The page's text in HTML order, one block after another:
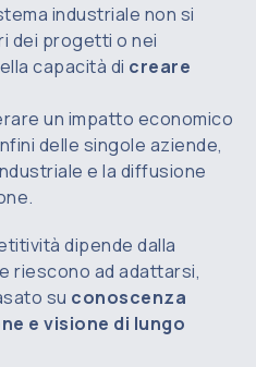
industriale non si
dei progetti o nei
capacità di creare
un impatto economico
delle singole aziende,
e la diffusione
dipende dalla
riescono ad adattarsi,
su conoscenza
e visione di lungo